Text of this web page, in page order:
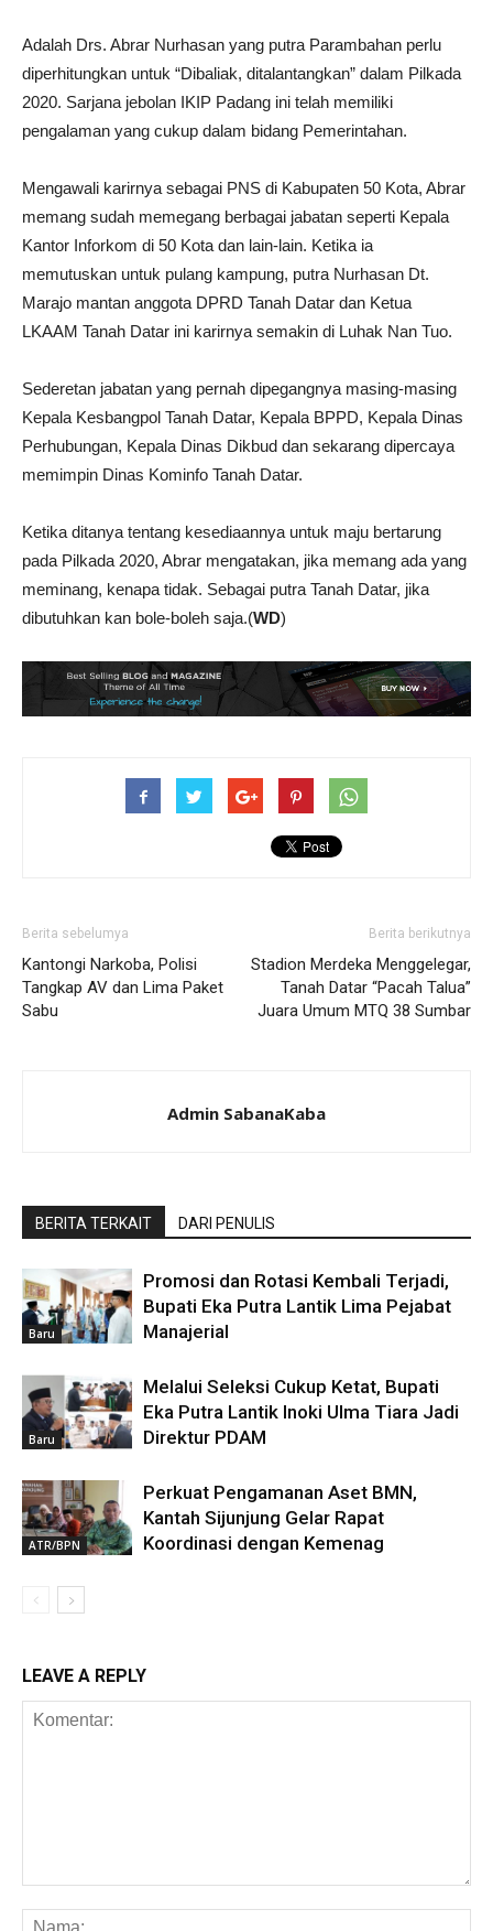
Adalah Drs. Abrar Nurhasan yang putra Parambahan perlu
diperhitungkan untuk “Dibaliak, ditalantangkan” dalam Pilkada
2020. Sarjana jebolan IKIP Padang ini telah memiliki
pengalaman yang cukup dalam bidang Pemerintahan.
Mengawali karirnya sebagai PNS di Kabupaten 50 Kota, Abrar
memang sudah memegang berbagai jabatan seperti Kepala
Kantor Inforkom di 50 Kota dan lain-lain. Ketika ia
memutuskan untuk pulang kampung, putra Nurhasan Dt.
Marajo mantan anggota DPRD Tanah Datar dan Ketua
LKAAM Tanah Datar ini karirnya semakin di Luhak Nan Tuo.
Sederetan jabatan yang pernah dipegangnya masing-masing
Kepala Kesbangpol Tanah Datar, Kepala BPPD, Kepala Dinas
Perhubungan, Kepala Dinas Dikbud dan sekarang dipercaya
memimpin Dinas Kominfo Tanah Datar.
Ketika ditanya tentang kesediaannya untuk maju bertarung
pada Pilkada 2020, Abrar mengatakan, jika memang ada yang
meminang, kenapa tidak. Sebagai putra Tanah Datar, jika
dibutuhkan kan bole-boleh saja.(WD)
Berita sebelumya
Kantongi Narkoba, Polisi
Tangkap AV dan Lima Paket
Sabu
Berita berikutnya
Stadion Merdeka Menggelegar,
Tanah Datar “Pacah Talua”
Juara Umum MTQ 38 Sumbar
Admin SabanaKaba
BERITA TERKAIT DARI PENULIS
Baru
Promosi dan Rotasi Kembali Terjadi,
Bupati Eka Putra Lantik Lima Pejabat
Manajerial
Baru
Melalui Seleksi Cukup Ketat, Bupati
Eka Putra Lantik Inoki Ulma Tiara Jadi
Direktur PDAM
ATR/BPN
Perkuat Pengamanan Aset BMN,
Kantah Sijunjung Gelar Rapat
Koordinasi dengan Kemenag
LEAVE A REPLY